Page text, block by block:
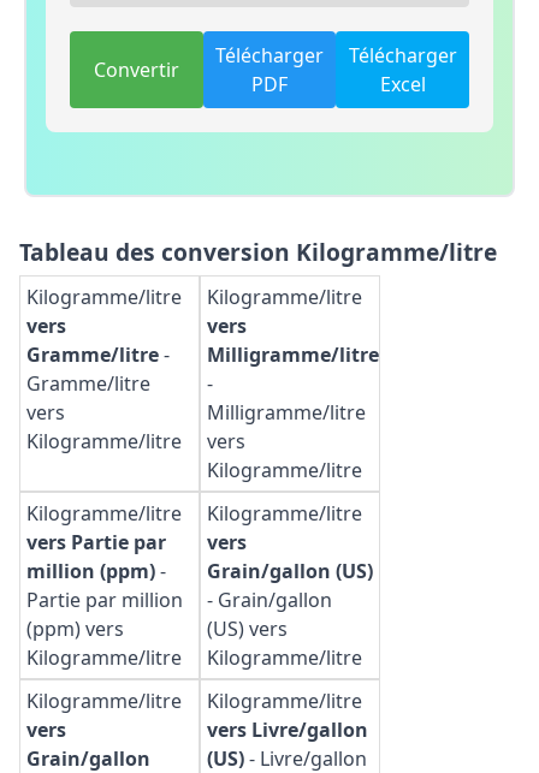
Convertir
Télécharger
PDF
Télécharger
Excel
Tableau des conversion Kilogramme/litre
Kilogramme/litre
vers
Gramme/litre-
Gramme/litre
vers
Kilogramme/litre
Kilogramme/litre
vers
Milligramme/litre
-
Milligramme/litre
vers
Kilogramme/litre
Kilogramme/litre
vers Partie par
million (ppm)-
Partie par million
(ppm) vers
Kilogramme/litre
Kilogramme/litre
vers
Grain/gallon (US)
- Grain/gallon
(US) vers
Kilogramme/litre
Kilogramme/litre
vers
Grain/gallon
Kilogramme/litre
vers Livre/gallon
(US)- Livre/gallon